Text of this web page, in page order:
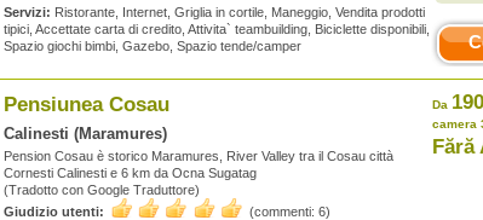
Servizi: Ristorante, Internet, Griglia in cortile, Maneggio, Vendita prodotti
tipici, Accettate carta di credito, Attivita` teambuilding, Biciclette disponibili,
Spazio giochi bimbi, Gazebo, Spazio tende/camper
Pensiunea Cosau
Calinesti (Maramures)
Pension Cosau è storico Maramures, River Valley tra il Cosau città
Cornesti Calinesti e 6 km da Ocna Sugatag
(Tradotto con Google Traduttore)
Giudizio utenti:
(commenti: 6)
Da
camera
Fără